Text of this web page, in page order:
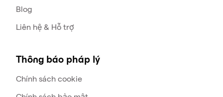
Blog
Liên hệ & Hỗ trợ
Thông báo pháp lý
Chính sách cookie